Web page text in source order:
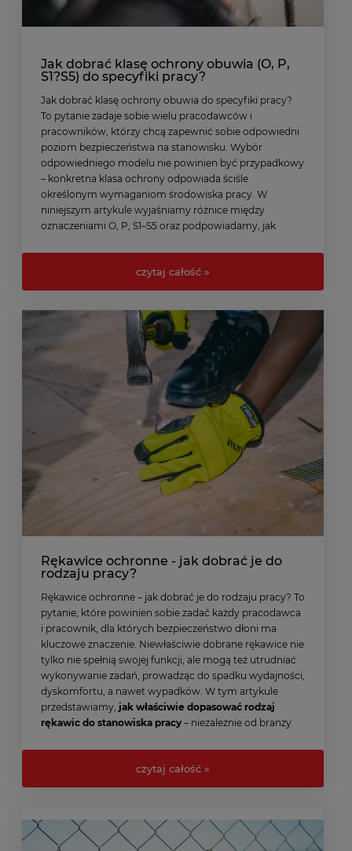
Jak dobrać klasę ochrony obuwia (O, P,
S1?S5) do specyfiki pracy?
Jak dobrać klasę ochrony obuwia do specyfiki pracy?
To pytanie zadaje sobie wielu pracodawców i
pracowników, którzy chcą zapewnić sobie odpowiedni
poziom bezpieczeństwa na stanowisku. Wybór
odpowiedniego modelu nie powinien być przypadkowy
– konkretna klasa ochrony odpowiada ściśle
określonym wymaganiom środowiska pracy. W
niniejszym artykule wyjaśniamy różnice między
oznaczeniami O, P, S1–S5 oraz podpowiadamy, jak
czytaj całość »
Rękawice ochronne - jak dobrać je do
rodzaju pracy?
Rękawice ochronne – jak dobrać je do rodzaju pracy? To
pytanie, które powinien sobie zadać każdy pracodawca
i pracownik, dla których bezpieczeństwo dłoni ma
kluczowe znaczenie. Niewłaściwie dobrane rękawice nie
tylko nie spełnią swojej funkcji, ale mogą też utrudniać
wykonywanie zadań, prowadząc do spadku wydajności,
dyskomfortu, a nawet wypadków. W tym artykule
przedstawiamy, jak właściwie dopasować rodzaj
rękawic do stanowiska pracy – niezależnie od branży
czytaj całość »